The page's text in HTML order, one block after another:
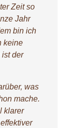
Zeit so
Jahr
bin ich
keine
ist der
was
mache.
klarer